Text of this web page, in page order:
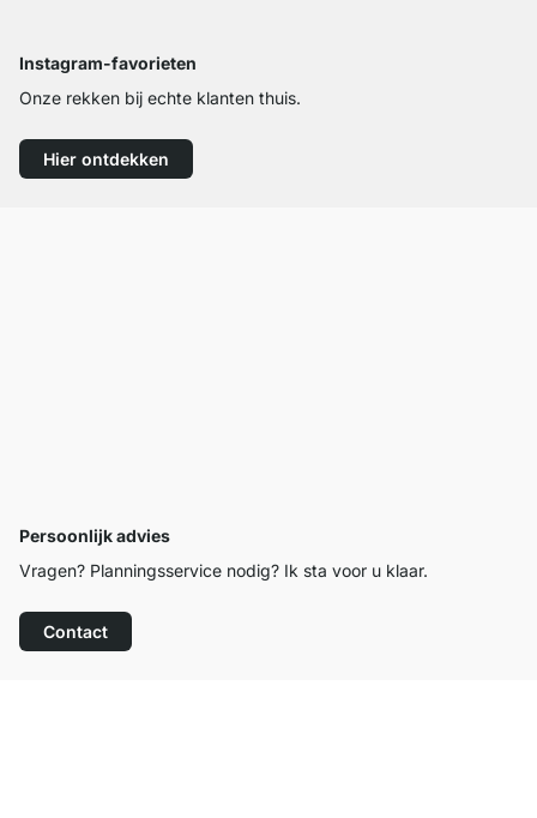
Instagram-favorieten
Onze rekken bij echte klanten thuis.
Hier ontdekken
Persoonlijk advies
Vragen? Planningsservice nodig? Ik sta voor u klaar.
Contact